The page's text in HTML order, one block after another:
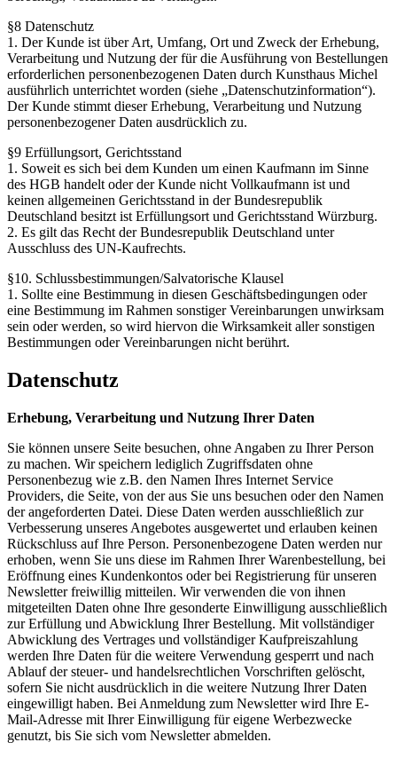
§8 Datenschutz
1. Der Kunde ist über Art, Umfang, Ort und Zweck der Erhebung,
Verarbeitung und Nutzung der für die Ausführung von Bestellungen
erforderlichen personenbezogenen Daten durch Kunsthaus Michel
ausführlich unterrichtet worden (siehe „Datenschutzinformation“).
Der Kunde stimmt dieser Erhebung, Verarbeitung und Nutzung
personenbezogener Daten ausdrücklich zu.
§9 Erfüllungsort, Gerichtsstand
1. Soweit es sich bei dem Kunden um einen Kaufmann im Sinne
des HGB handelt oder der Kunde nicht Vollkaufmann ist und
keinen allgemeinen Gerichtsstand in der Bundesrepublik
Deutschland besitzt ist Erfüllungsort und Gerichtsstand Würzburg.
2. Es gilt das Recht der Bundesrepublik Deutschland unter
Ausschluss des UN-Kaufrechts.
§10. Schlussbestimmungen/Salvatorische Klausel
1. Sollte eine Bestimmung in diesen Geschäftsbedingungen oder
eine Bestimmung im Rahmen sonstiger Vereinbarungen unwirksam
sein oder werden, so wird hiervon die Wirksamkeit aller sonstigen
Bestimmungen oder Vereinbarungen nicht berührt.
Datenschutz
Erhebung, Verarbeitung und Nutzung Ihrer Daten
Sie können unsere Seite besuchen, ohne Angaben zu Ihrer Person
zu machen. Wir speichern lediglich Zugriffsdaten ohne
Personenbezug wie z.B. den Namen Ihres Internet Service
Providers, die Seite, von der aus Sie uns besuchen oder den Namen
der angeforderten Datei. Diese Daten werden ausschließlich zur
Verbesserung unseres Angebotes ausgewertet und erlauben keinen
Rückschluss auf Ihre Person. Personenbezogene Daten werden nur
erhoben, wenn Sie uns diese im Rahmen Ihrer Warenbestellung, bei
Eröffnung eines Kundenkontos oder bei Registrierung für unseren
Newsletter freiwillig mitteilen. Wir verwenden die von ihnen
mitgeteilten Daten ohne Ihre gesonderte Einwilligung ausschließlich
zur Erfüllung und Abwicklung Ihrer Bestellung. Mit vollständiger
Abwicklung des Vertrages und vollständiger Kaufpreiszahlung
werden Ihre Daten für die weitere Verwendung gesperrt und nach
Ablauf der steuer- und handelsrechtlichen Vorschriften gelöscht,
sofern Sie nicht ausdrücklich in die weitere Nutzung Ihrer Daten
eingewilligt haben. Bei Anmeldung zum Newsletter wird Ihre E-
Mail-Adresse mit Ihrer Einwilligung für eigene Werbezwecke
genutzt, bis Sie sich vom Newsletter abmelden.